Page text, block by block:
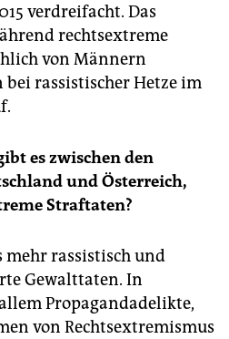
verdreifacht. Das
rechtsextreme
von Männern
bei rassistischer Hetze im
es zwischen den
und Österreich,
Straftaten?
mehr rassistisch und
Gewalttaten. In
Propagandadelikte,
von Rechtsextremismus